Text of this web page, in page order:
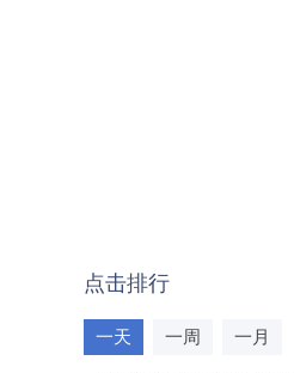
点击排行
一天 一周 一月